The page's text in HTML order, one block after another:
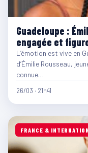
Guadeloupe :
engagée et
L’émotion est vive en
d’Émilie Rousseau,
connue…
26/03 · 21h41
FRANCE &